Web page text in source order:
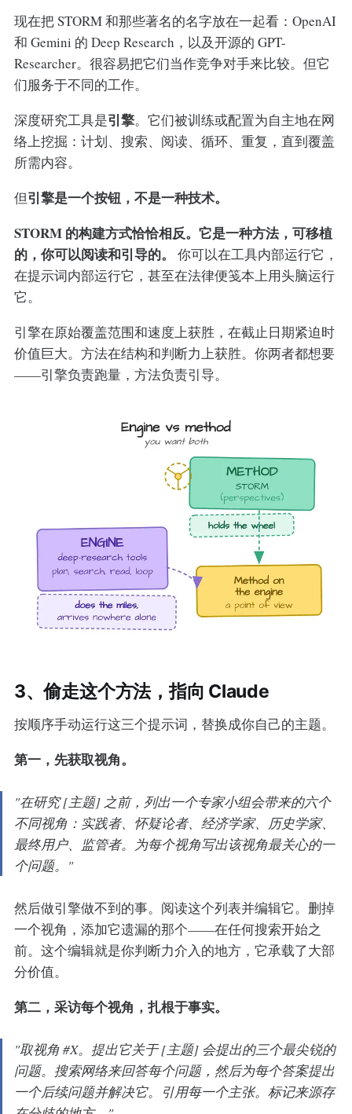
现在把 STORM 和那些著名的名字放在一起看：OpenAI
和 Gemini 的 Deep Research，以及开源的 GPT-
Researcher。很容易把它们当作竞争对手来比较。但它
们服务于不同的工作。
深度研究工具是引擎。它们被训练或配置为自主地在网
络上挖掘：计划、搜索、阅读、循环、重复，直到覆盖
所需内容。
但引擎是一个按钮，不是一种技术。
STORM 的构建方式恰恰相反。它是一种方法，可移植
的，你可以阅读和引导的。
你可以在工具内部运行它，
在提示词内部运行它，甚至在法律便笺本上用头脑运行
它。
引擎在原始覆盖范围和速度上获胜，在截止日期紧迫时
价值巨大。方法在结构和判断力上获胜。你两者都想要
——引擎负责跑量，方法负责引导。
3、偷走这个方法，指向 Claude
按顺序手动运行这三个提示词，替换成你自己的主题。
第一，先获取视角。
"在研究 [主题] 之前，列出一个专家小组会带来的六个
不同视角：实践者、怀疑论者、经济学家、历史学家、
最终用户、监管者。为每个视角写出该视角最关心的一
个问题。"
然后做引擎做不到的事。阅读这个列表并编辑它。删掉
一个视角，添加它遗漏的那个——在任何搜索开始之
前。这个编辑就是你判断力介入的地方，它承载了大部
分价值。
第二，采访每个视角，扎根于事实。
"取视角 #X。提出它关于 [主题] 会提出的三个最尖锐的
问题。搜索网络来回答每个问题，然后为每个答案提出
一个后续问题并解决它。引用每一个主张。标记来源存